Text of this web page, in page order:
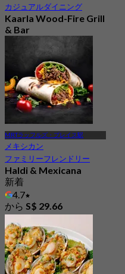
カジュアルダイニング
Kaarla Wood-Fire Grill
& Bar
151 予約済み
S$ 66.33
MRTラッフルズ・プレイス駅
メキシカン
ファミリーフレンドリー
Haldi & Mexicana
新着
4.7
から S$ 29.66